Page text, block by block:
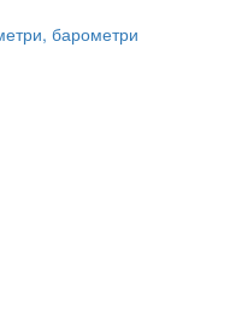
барометри